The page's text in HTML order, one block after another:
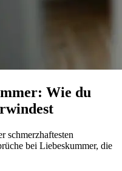
Wie du
schmerzhaftesten
bei Liebeskummer, die